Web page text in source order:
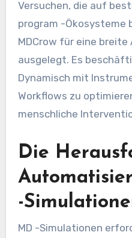
Versuchen, die auf
program -Ökosysteme
MDCrow für eine
ausgelegt. Es
Dynamisch mit
Workflows zu
menschliche
Die
-
MD -Simulationen